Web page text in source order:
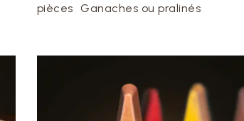
pièces Ganaches ou pralinés